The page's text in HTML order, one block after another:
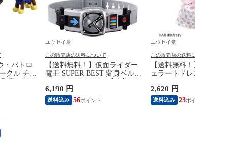
・パトロ
クル チェ
ロール
形 本体
具】
ユウセイ堂
この販売店の送料について
【送料無料！】仮面ライダー
電王 SUPER BEST 変身ベルト
ーパーベスト グッズ プレゼン
ト ギフト 玩具 おもちゃ】
6,190 円
送料込み 56
ユウセイ堂
この販売店の送料について
【送料無料！】リカち
ェラートドレスセット
ーズ 着せ替え人形用洋
グドレス ワンピース シ
靴 玩具 タカラトミー】
2,620 円
送料込み 23